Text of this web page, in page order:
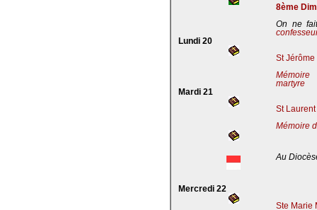
8ème
On ne
Lundi 20
St
Mémoire
martyre
Mardi 21
St
Mémoire
Au
Mercredi 22
Ste Marie